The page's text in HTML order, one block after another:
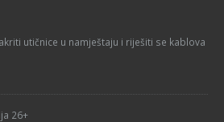
utičnice u namještaju i riješiti se kablova
26+